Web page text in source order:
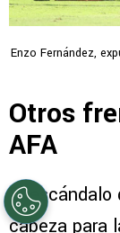
Enzo Fernández,
Otros
AFA
El
cabeza para